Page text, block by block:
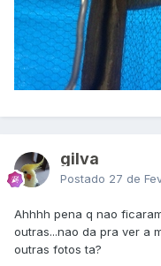
gilva
Postado 27 de
Ahhhh pena q nao
outras...nao da pra ver a
outras fotos ta?